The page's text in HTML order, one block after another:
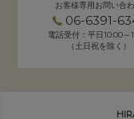
お客様専用お問い合
06-6391-
電話受付：平日10:00～
（土日祝を除く）